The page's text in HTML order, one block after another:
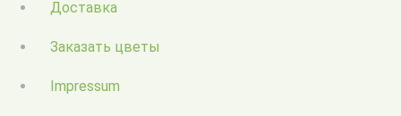
Доставка
Заказать цветы
Impressum